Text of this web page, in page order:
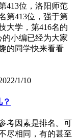
413位，洛阳师范
第413位，强于第
大学，第416名的
小编已经为大家
的同学快来看看
1/10
考因素是排名。可
尽相同，有的甚至